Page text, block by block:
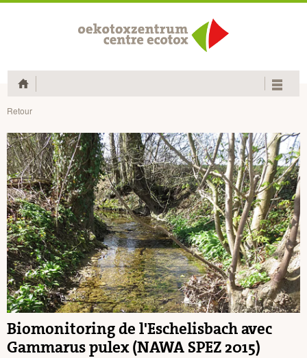
Home
Retour
Biomonitoring de l'Eschelisbach avec
Gammarus pulex (NAWA SPEZ 2015)